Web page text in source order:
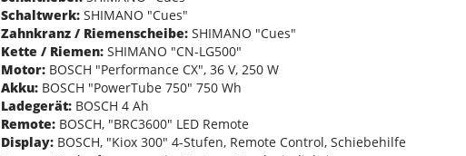
Schaltwerk: SHIMANO "Cues"
Zahnkranz / Riemenscheibe: SHIMANO "Cues"
Kette / Riemen: SHIMANO "CN-LG500"
Motor: BOSCH "Performance CX", 36 V, 250 W
Akku: BOSCH "PowerTube 750" 750 Wh
Ladegerät: BOSCH 4 Ah
Remote: BOSCH, "BRC3600" LED Remote
Display: BOSCH, "Kiox 300" 4-Stufen, Remote Control, Schiebehilfe